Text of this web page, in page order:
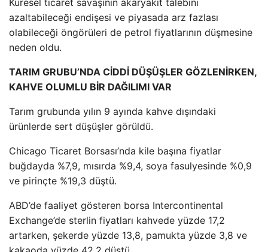
Küresel ticaret savaşının akaryakıt talebini
azaltabileceği endişesi ve piyasada arz fazlası
olabileceği öngörüleri de petrol fiyatlarının düşmesine
neden oldu.
TARIM GRUBU’NDA CİDDİ DÜŞÜŞLER GÖZLENİRKEN,
KAHVE OLUMLU BİR DAĞILIMI VAR
Tarım grubunda yılın 9 ayında kahve dışındaki
ürünlerde sert düşüşler görüldü.
Chicago Ticaret Borsası’nda kile başına fiyatlar
buğdayda %7,9, mısırda %9,4, soya fasulyesinde %0,9
ve pirinçte %19,3 düştü.
ABD’de faaliyet gösteren borsa Intercontinental
Exchange’de sterlin fiyatları kahvede yüzde 17,2
artarken, şekerde yüzde 13,8, pamukta yüzde 3,8 ve